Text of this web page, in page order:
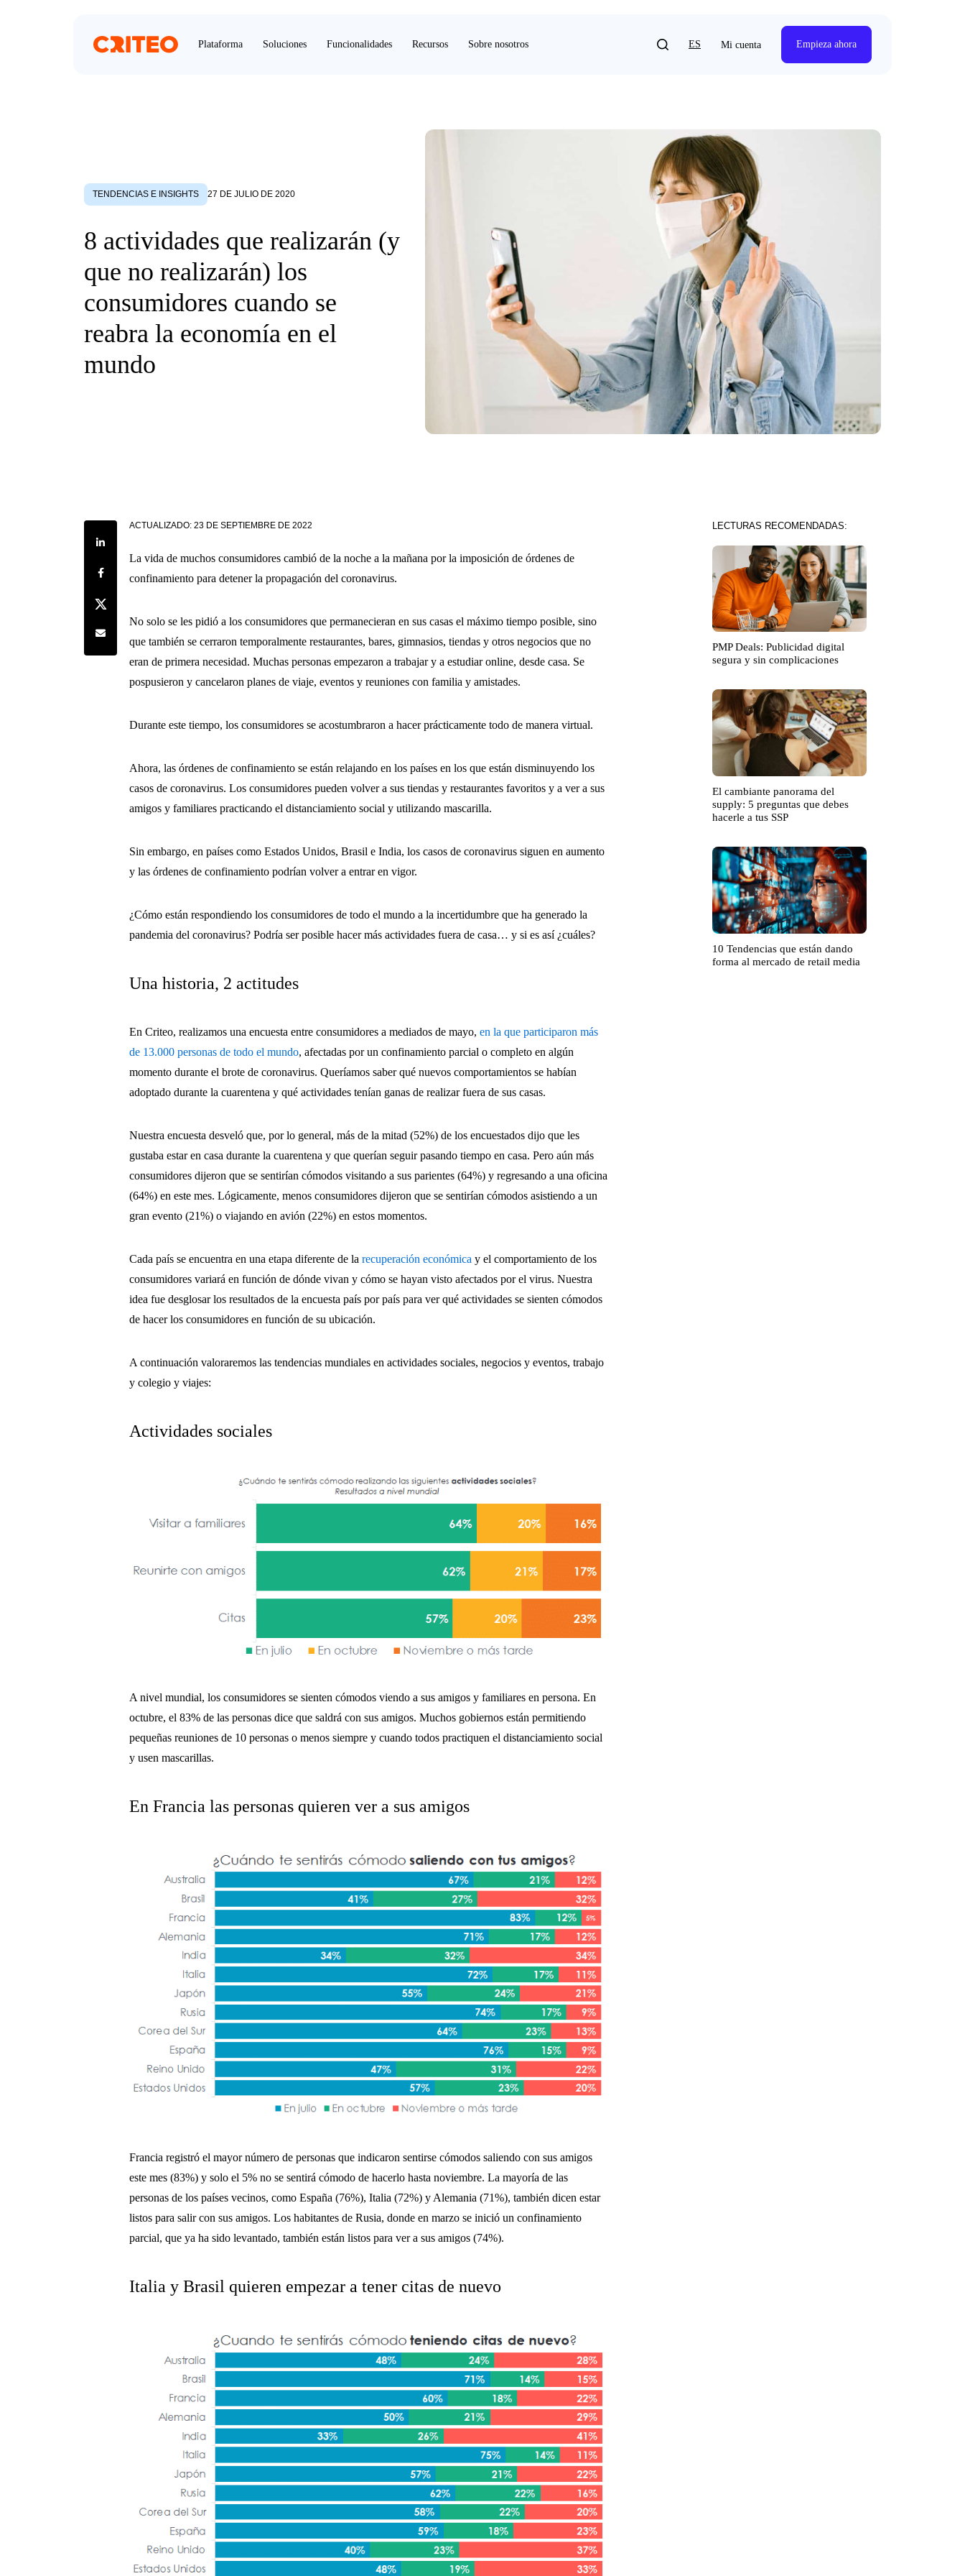
Plataforma Soluciones Funcionalidades Recursos Sobre nosotros ES Mi cuenta Empieza ahora
TENDENCIAS E INSIGHTS 27 DE JULIO DE 2020
8 actividades que realizarán (y
que no realizarán) los
consumidores cuando se
reabra la economía en el
mundo
Share on LinkedIn
Share on Facebook
Share on Twitter
Share by e-mail
ACTUALIZADO: 23 DE SEPTIEMBRE DE 2022
La vida de muchos consumidores cambió de la noche a la mañana por la imposición de órdenes de
confinamiento para detener la propagación del coronavirus.
No solo se les pidió a los consumidores que permanecieran en sus casas el máximo tiempo posible, sino
que también se cerraron temporalmente restaurantes, bares, gimnasios, tiendas y otros negocios que no
eran de primera necesidad. Muchas personas empezaron a trabajar y a estudiar online, desde casa. Se
pospusieron y cancelaron planes de viaje, eventos y reuniones con familia y amistades.
Durante este tiempo, los consumidores se acostumbraron a hacer prácticamente todo de manera virtual.
Ahora, las órdenes de confinamiento se están relajando en los países en los que están disminuyendo los
casos de coronavirus. Los consumidores pueden volver a sus tiendas y restaurantes favoritos y a ver a sus
amigos y familiares practicando el distanciamiento social y utilizando mascarilla.
Sin embargo, en países como Estados Unidos, Brasil e India, los casos de coronavirus siguen en aumento
y las órdenes de confinamiento podrían volver a entrar en vigor.
¿Cómo están respondiendo los consumidores de todo el mundo a la incertidumbre que ha generado la
pandemia del coronavirus? Podría ser posible hacer más actividades fuera de casa… y si es así ¿cuáles?
Una historia, 2 actitudes
En Criteo, realizamos una encuesta entre consumidores a mediados de mayo,en la que participaron más
de 13.000 personas de todo el mundo, afectadas por un confinamiento parcial o completo en algún
momento durante el brote de coronavirus. Queríamos saber qué nuevos comportamientos se habían
adoptado durante la cuarentena y qué actividades tenían ganas de realizar fuera de sus casas.
Nuestra encuesta desveló que, por lo general, más de la mitad (52%) de los encuestados dijo que les
gustaba estar en casa durante la cuarentena y que querían seguir pasando tiempo en casa. Pero aún más
consumidores dijeron que se sentirían cómodos visitando a sus parientes (64%) y regresando a una oficina
(64%) en este mes. Lógicamente, menos consumidores dijeron que se sentirían cómodos asistiendo a un
gran evento (21%) o viajando en avión (22%) en estos momentos.
Cada país se encuentra en una etapa diferente de larecuperación económica y el comportamiento de los
consumidores variará en función de dónde vivan y cómo se hayan visto afectados por el virus. Nuestra
idea fue desglosar los resultados de la encuesta país por país para ver qué actividades se sienten cómodos
de hacer los consumidores en función de su ubicación.
A continuación valoraremos las tendencias mundiales en actividades sociales, negocios y eventos, trabajo
y colegio y viajes:
Actividades sociales
A nivel mundial, los consumidores se sienten cómodos viendo a sus amigos y familiares en persona. En
octubre, el 83% de las personas dice que saldrá con sus amigos. Muchos gobiernos están permitiendo
pequeñas reuniones de 10 personas o menos siempre y cuando todos practiquen el distanciamiento social
y usen mascarillas.
En Francia las personas quieren ver a sus amigos
Francia registró el mayor número de personas que indicaron sentirse cómodos saliendo con sus amigos
este mes (83%) y solo el 5% no se sentirá cómodo de hacerlo hasta noviembre. La mayoría de las
personas de los países vecinos, como España (76%), Italia (72%) y Alemania (71%), también dicen estar
listos para salir con sus amigos. Los habitantes de Rusia, donde en marzo se inició un confinamiento
parcial, que ya ha sido levantado, también están listos para ver a sus amigos (74%).
Italia y Brasil quieren empezar a tener citas de nuevo
LECTURAS RECOMENDADAS:
PMP Deals: Publicidad digital
segura y sin complicaciones
El cambiante panorama del
supply: 5 preguntas que debes
hacerle a tus SSP
10 Tendencias que están dando
forma al mercado de retail media